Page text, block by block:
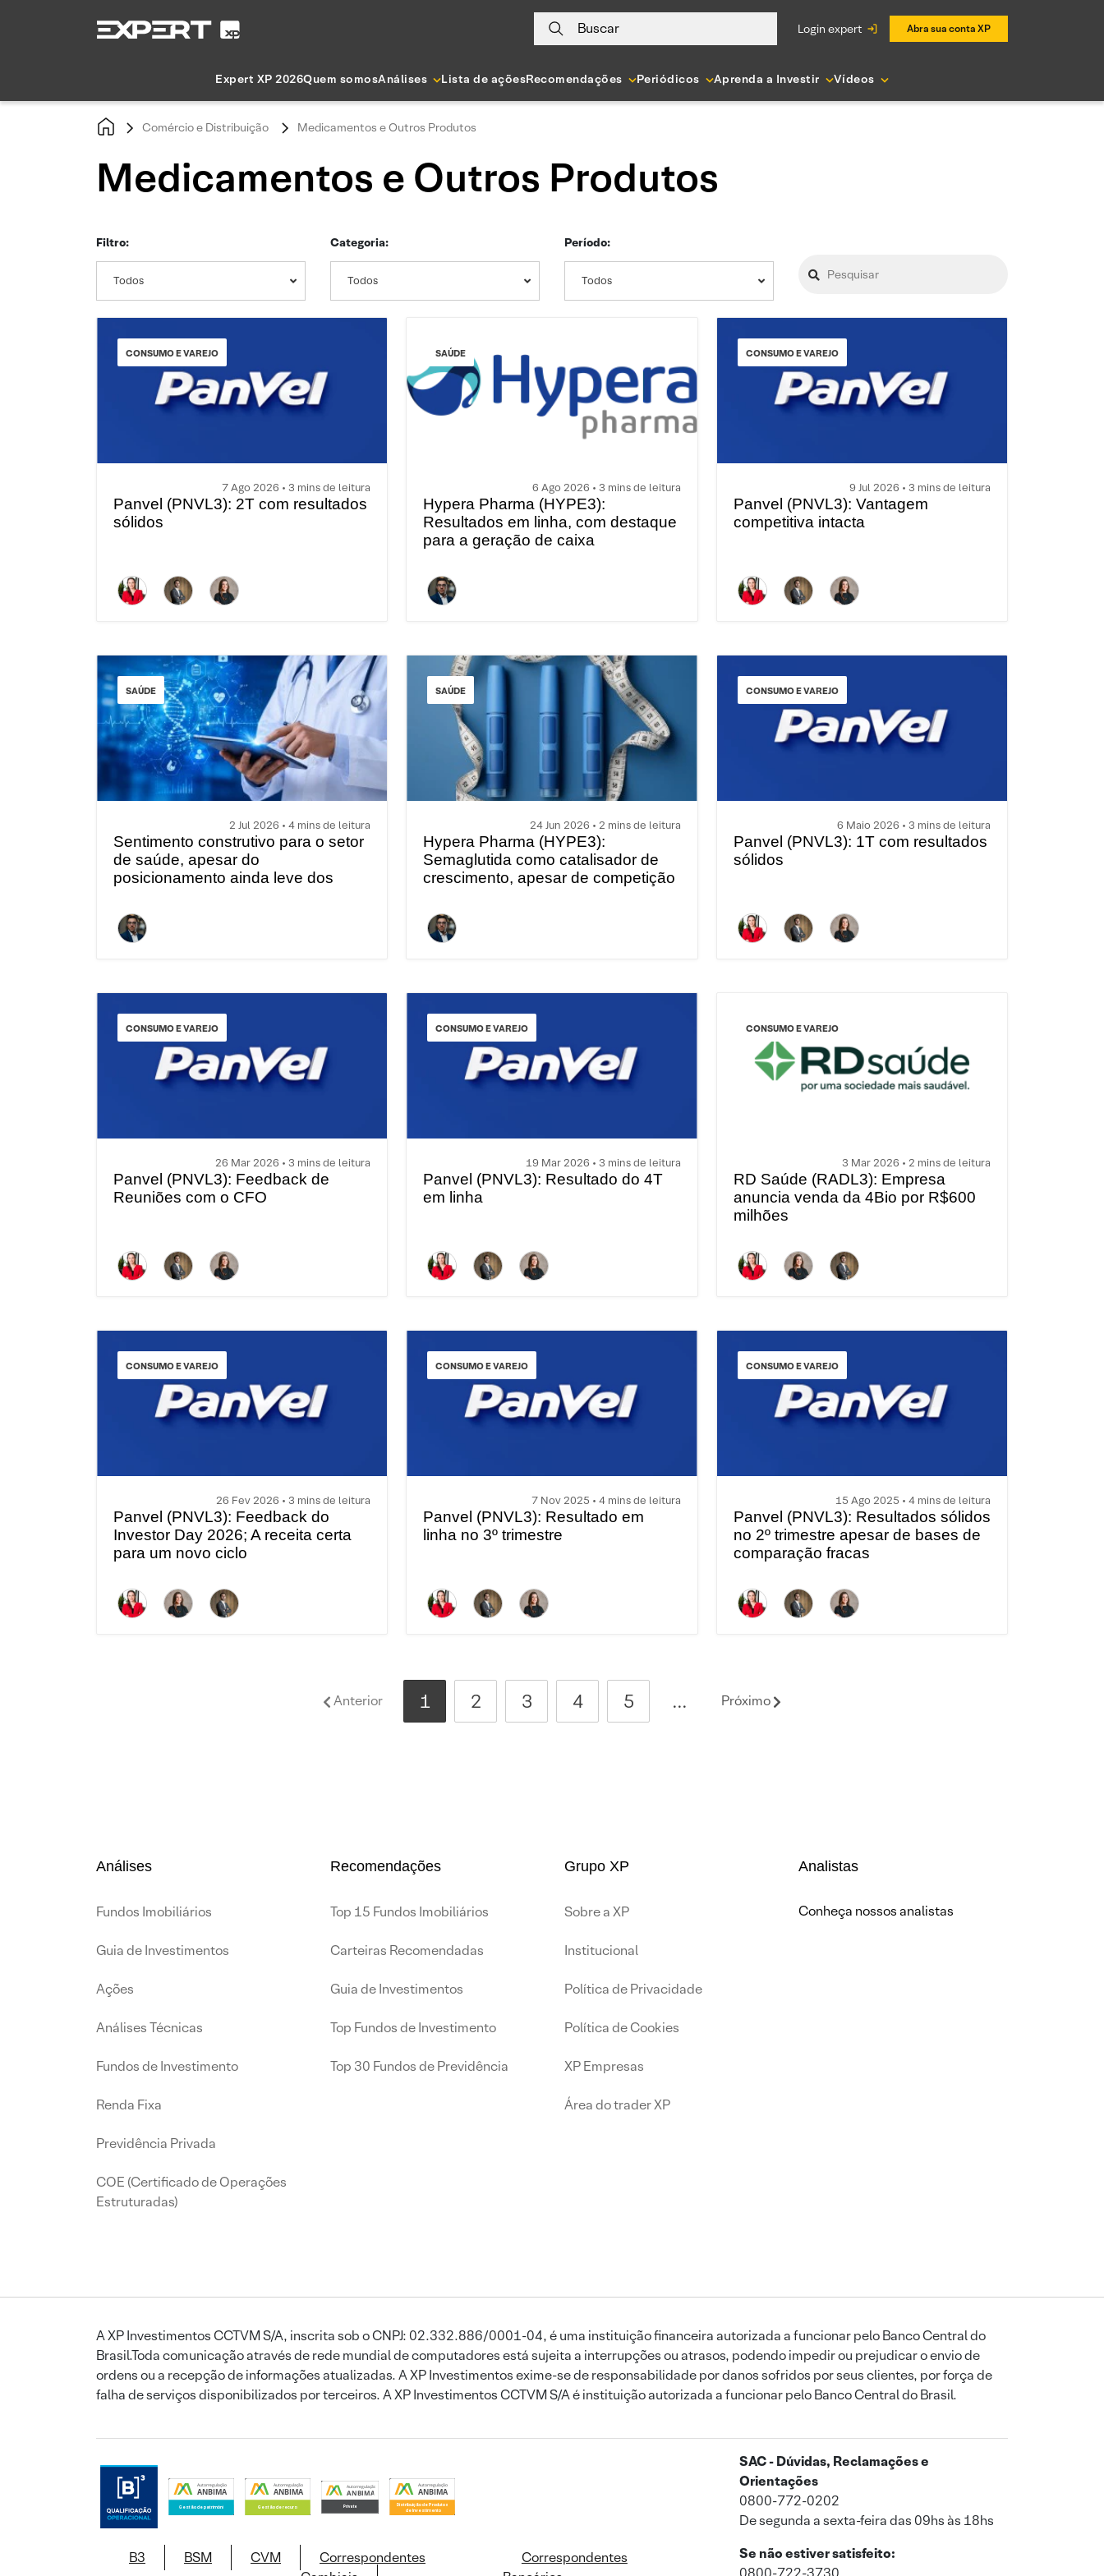
Buscar login expert Abra sua conta XP
Expert XP 2026Quem somosAnálises Lista de açõesRecomendações Periódicos Aprenda a Investir Vídeos
Comércio e Distribuição Medicamentos e Outros Produtos
Medicamentos e Outros Produtos
Filtro:
Todos
Categoria:
Todos
Período:
Todos
CONSUMO E VAREJO
7 Ago 2026 • 3 mins de leitura
Panvel (PNVL3): 2T com resultados
sólidos
SAÚDE
6 Ago 2026 • 3 mins de leitura
Hypera Pharma (HYPE3):
Resultados em linha, com destaque
para a geração de caixa
CONSUMO E VAREJO
9 Jul 2026 • 3 mins de leitura
Panvel (PNVL3): Vantagem
competitiva intacta
SAÚDE
2 Jul 2026 • 4 mins de leitura
Sentimento construtivo para o setor
de saúde, apesar do
posicionamento ainda leve dos
SAÚDE
24 Jun 2026 • 2 mins de leitura
Hypera Pharma (HYPE3):
Semaglutida como catalisador de
crescimento, apesar de competição
CONSUMO E VAREJO
6 Maio 2026 • 3 mins de leitura
Panvel (PNVL3): 1T com resultados
sólidos
CONSUMO E VAREJO
26 Mar 2026 • 3 mins de leitura
Panvel (PNVL3): Feedback de
Reuniões com o CFO
CONSUMO E VAREJO
19 Mar 2026 • 3 mins de leitura
Panvel (PNVL3): Resultado do 4T
em linha
CONSUMO E VAREJO
3 Mar 2026 • 2 mins de leitura
RD Saúde (RADL3): Empresa
anuncia venda da 4Bio por R$600
milhões
CONSUMO E VAREJO
26 Fev 2026 • 3 mins de leitura
Panvel (PNVL3): Feedback do
Investor Day 2026; A receita certa
para um novo ciclo
CONSUMO E VAREJO
7 Nov 2025 • 4 mins de leitura
Panvel (PNVL3): Resultado em
linha no 3º trimestre
CONSUMO E VAREJO
15 Ago 2025 • 4 mins de leitura
Panvel (PNVL3): Resultados sólidos
no 2º trimestre apesar de bases de
comparação fracas
Anterior 1 2 3 4 5 ... Próximo
Análises
Fundos Imobiliários
Guia de Investimentos
Ações
Análises Técnicas
Fundos de Investimento
Renda Fixa
Previdência Privada
COE (Certificado de Operações
Estruturadas)
Recomendações
Top 15 Fundos Imobiliários
Carteiras Recomendadas
Guia de Investimentos
Top Fundos de Investimento
Top 30 Fundos de Previdência
Grupo XP
Sobre a XP
Institucional
Política de Privacidade
Política de Cookies
XP Empresas
Área do trader XP
Analistas
Conheça nossos analistas
A XP Investimentos CCTVM S/A, inscrita sob o CNPJ: 02.332.886/0001-04, é uma instituição financeira autorizada a funcionar pelo Banco Central do
Brasil.Toda comunicação através de rede mundial de computadores está sujeita a interrupções ou atrasos, podendo impedir ou prejudicar o envio de
ordens ou a recepção de informações atualizadas. A XP Investimentos exime-se de responsabilidade por danos sofridos por seus clientes, por força de
falha de serviços disponibilizados por terceiros. A XP Investimentos CCTVM S/A é instituição autorizada a funcionar pelo Banco Central do Brasil.
B3 BSM CVM
Correspondentes
Correspondentes
SAC - Dúvidas, Reclamações e
Orientações
0800-772-0202
De segunda a sexta-feira das 09hs às 18hs
Se não estiver satisfeito: